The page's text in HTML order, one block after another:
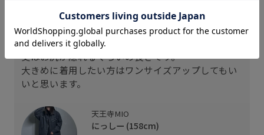
158㎝、Mサイズ着用
袖は手が隠れるぐらいの長さ。
丈はお尻が隠れるぐらいの長さです。
大きめに着用したい方はワンサイズアップしてもい
いと思います。
天王寺MIO
にっしー (158cm)